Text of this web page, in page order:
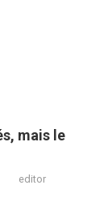
mais le
editor